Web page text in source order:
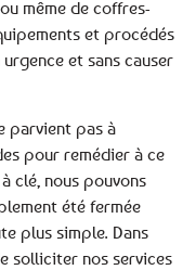
même de coffres-
et procédés
et sans causer
parvient pas à
pour remédier à ce
clé, nous pouvons
été fermée
plus simple. Dans
solliciter nos services